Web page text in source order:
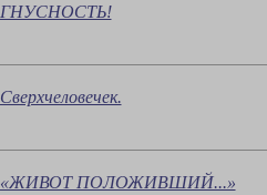
ГНУСНОСТЬ!
Сверхчеловечек.
«ЖИВОТ ПОЛОЖИВШИЙ...»